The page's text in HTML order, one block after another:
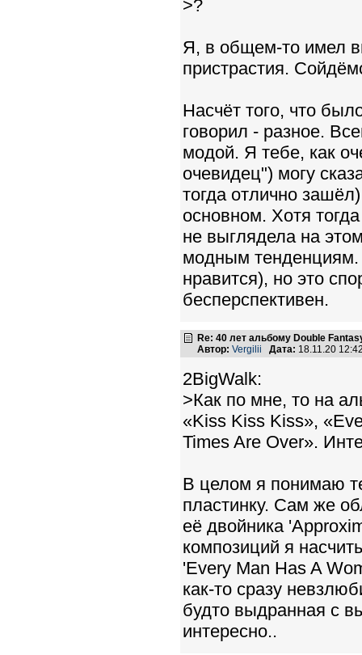
>?
Я, в общем-то имел
пристрастия.
Насчёт того, что
говорил - разное.
модой. Я тебе, как
очевидец") могу
тогда отлично
основном. Хотя
не выглядела на
модным тенденциям.
нравится), но это
бесперспективен.
Re: 40 лет альбому Double
Автор: Vergilii Дата: 18.11.20
2BigWalk:
>Как по мне, то на
«Kiss Kiss Kiss»,
Times Are Over».
В целом я понимаю
пластинку. Сам же
её двойника
композиций я
'Every Man Has A
как-то сразу
будто выдранная с
интересно..